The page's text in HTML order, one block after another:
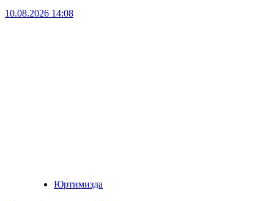
10.08.2026 14:08
Юртимизда